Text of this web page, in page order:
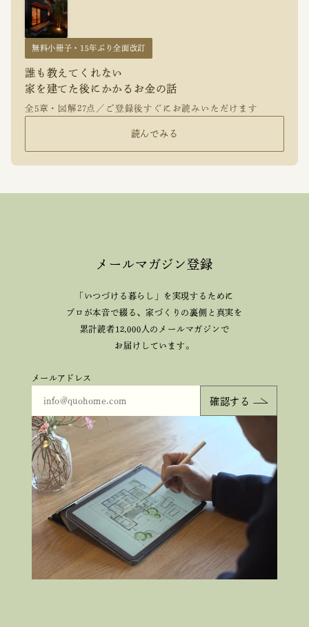
無料小冊子・15年ぶり全面改訂
誰も教えてくれない
家を建てた後にかかるお金の話
全5章・図解27点／ご登録後すぐにお読みいただけます
読んでみる
メールマガジン登録
「いつづける暮らし」を実現するために
プロが本音で綴る、家づくりの裏側と真実を
累計読者12,000人のメールマガジンで
お届けしています。
メールアドレス